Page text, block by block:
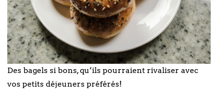
Des bagels si bons, qu’ils pourraient rivaliser avec
vos petits déjeuners préférés!